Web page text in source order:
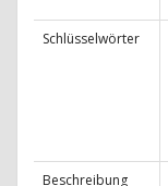
Schlüsselwörter
Beschreibung